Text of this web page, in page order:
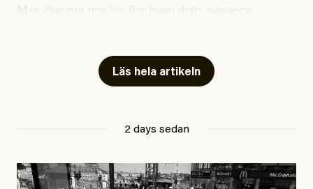
Men däremot tror jag fler inom detta vänsterns
journalistik som vänder sig till många snarare än att
jaga inbördes beundran. Det har i alla fall fungerat för
McGowan riktar sin kritik mot.
Läs hela artikeln
2 days sedan